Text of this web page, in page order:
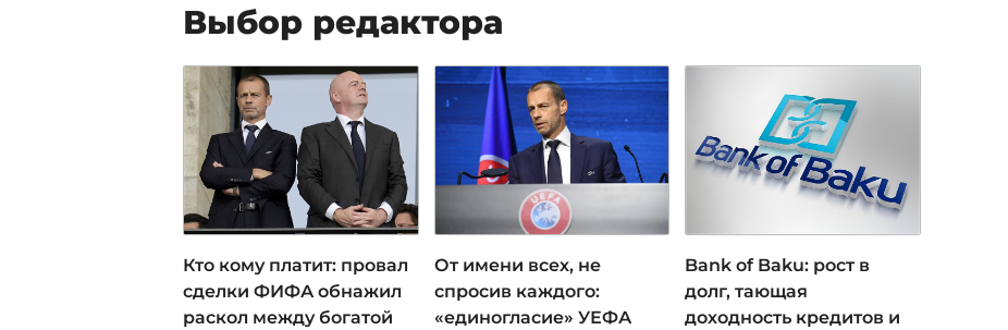
Выбор редактора
Кто кому платит: провал
сделки ФИФА обнажил
раскол между богатой
От имени всех, не
спросив каждого:
«единогласие» УЕФА
Bank of Baku: рост в
долг, тающая
доходность кредитов и